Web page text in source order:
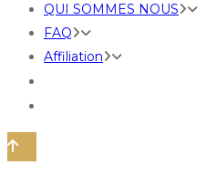
QUI SOMMES NOUS
FAQ
Affiliation